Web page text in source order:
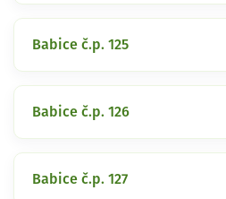
Babice č.p. 125
Babice č.p. 126
Babice č.p. 127